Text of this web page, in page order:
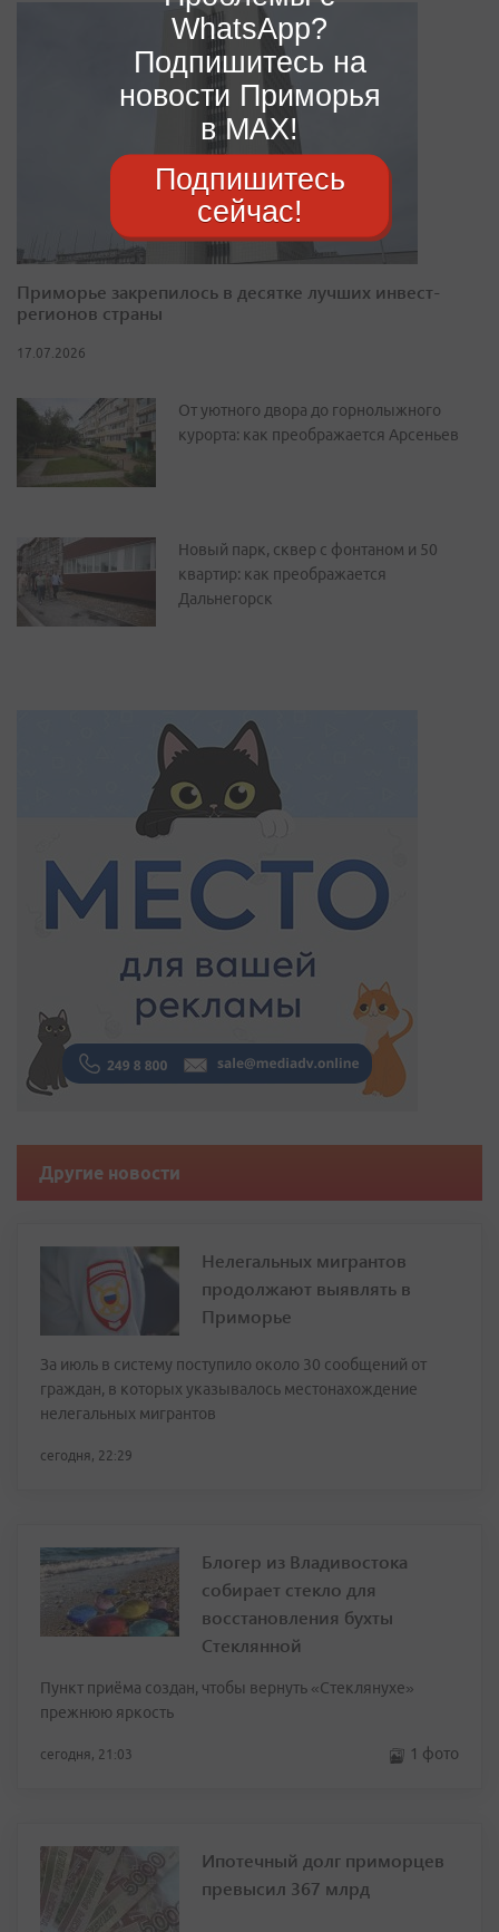
Приморье закрепилось в десятке лучших инвест-
регионов страны
17.07.2026
От уютного двора до горнолыжного
курорта: как преображается Арсеньев
Новый парк, сквер с фонтаном и 50
квартир: как преображается
Дальнегорск
Другие новости
Нелегальных мигрантов
продолжают выявлять в
Приморье
За июль в систему поступило около 30 сообщений от
граждан, в которых указывалось местонахождение
нелегальных мигрантов
сегодня, 22:29
Блогер из Владивостока
собирает стекло для
восстановления бухты
Стеклянной
Пункт приёма создан, чтобы вернуть «Стеклянухе»
прежнюю яркость
сегодня, 21:03 1 фото
Ипотечный долг приморцев
превысил 367 млрд
WhatsApp?
Подпишитесь на
новости Приморья
в MAX!
Подпишитесь
сейчас!